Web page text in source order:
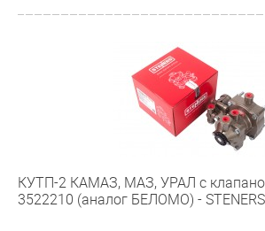
КУТП-2 КАМАЗ, МАЗ, УРАЛ с
3522210 (аналог БЕЛОМО) - STENERS